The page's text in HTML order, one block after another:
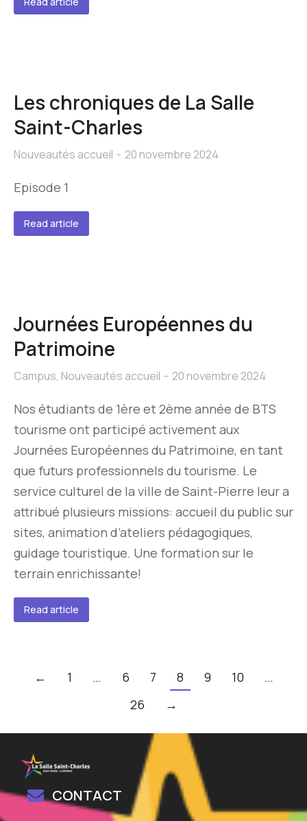
Les chroniques de La Salle
Saint-Charles
Nouveautés accueil 20 novembre 2024
Episode 1
Read article
Journées Européennes du
Patrimoine
Campus, Nouveautés accueil 20 novembre 2024
Nos étudiants de 1ère et 2ème année de BTS
tourisme ont participé activement aux
Journées Européennes du Patrimoine, en tant
que futurs professionnels du tourisme. Le
service culturel de la ville de Saint-Pierre leur a
attribué plusieurs missions: accueil du public sur
sites, animation d’ateliers pédagogiques,
guidage touristique. Une formation sur le
terrain enrichissante!
Read article
← 1 … 6 7 8 9 10
…
26
→
CONTACT